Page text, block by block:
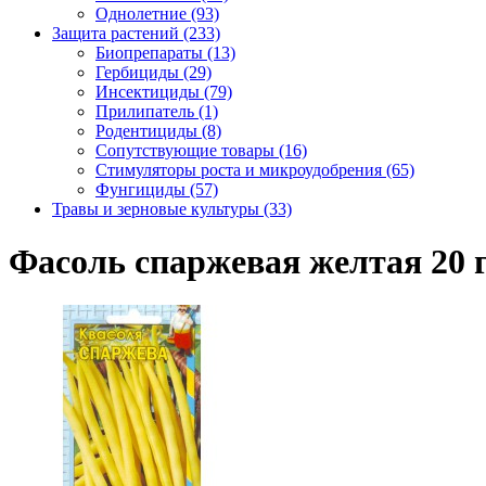
Однолетние (93)
Защита растений (233)
Биопрепараты (13)
Гербициды (29)
Инсектициды (79)
Прилипатель (1)
Родентициды (8)
Сопутствующие товары (16)
Стимуляторы роста и микроудобрения (65)
Фунгициды (57)
Травы и зерновые культуры (33)
Фасоль спаржевая желтая 20